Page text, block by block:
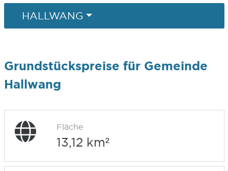
HALLWANG
Grundstückspreise für Gemeinde
Hallwang
Fläche
13,12 km²